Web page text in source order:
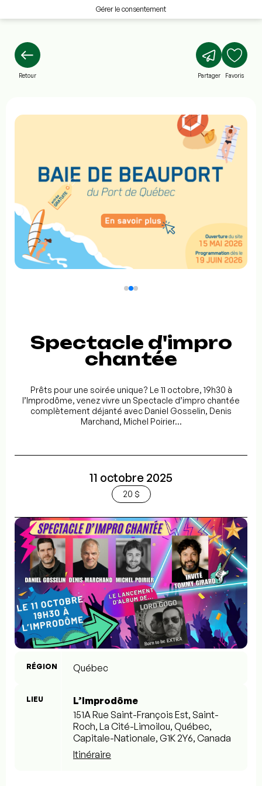
Gérer le consentement
Retour Partager Favoris
Spectacle d'impro
chantée
Prêts pour une soirée unique? Le 11 octobre, 19h30 à
l’Improdôme, venez vivre un Spectacle d’impro chantée
complètement déjanté avec Daniel Gosselin, Denis
Marchand, Michel Poirier...
11 octobre 2025
20 $
RÉGION Québec
LIEU
L’Improdôme
151A Rue Saint-François Est, Saint-
Roch, La Cité-Limoilou, Québec,
Capitale-Nationale, G1K 2Y6, Canada
Itinéraire